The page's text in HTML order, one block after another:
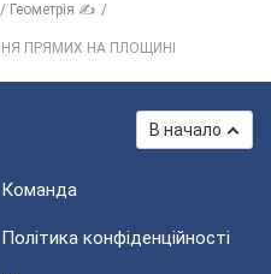
Геометрія ✍
ПРЯМИХ НА ПЛОЩИНІ
В начало
Команда
Політика конфіденційності